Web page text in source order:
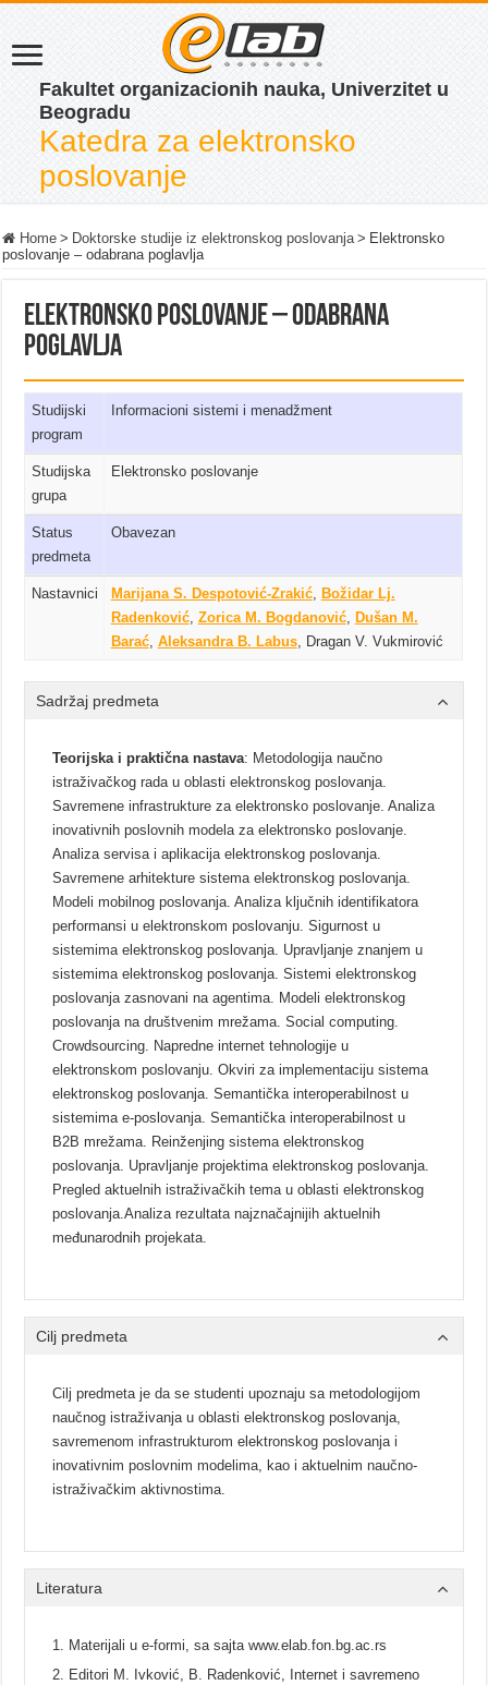
Fakultet organizacionih nauka, Univerzitet u
Beogradu
Katedra za elektronsko
poslovanje
Home > Doktorske studije iz elektronskog poslovanja > Elektronsko
poslovanje – odabrana poglavlja
Elektronsko poslovanje – odabrana
poglavlja
Studijski
program
Informacioni sistemi i menadžment
Studijska
grupa
Elektronsko poslovanje
Status
predmeta
Obavezan
Nastavnici Marijana S. Despotović-Zrakić,
Božidar Lj.
Radenković, Zorica M. Bogdanović,
Dušan M.
Barać, Aleksandra B. Labus, Dragan V. Vukmirović
Sadržaj predmeta
Teorijska i praktična nastava: Metodologija naučno
istraživačkog rada u oblasti elektronskog poslovanja.
Savremene infrastrukture za elektronsko poslovanje. Analiza
inovativnih poslovnih modela za elektronsko poslovanje.
Analiza servisa i aplikacija elektronskog poslovanja.
Savremene arhitekture sistema elektronskog poslovanja.
Modeli mobilnog poslovanja. Analiza ključnih identifikatora
performansi u elektronskom poslovanju. Sigurnost u
sistemima elektronskog poslovanja. Upravljanje znanjem u
sistemima elektronskog poslovanja. Sistemi elektronskog
poslovanja zasnovani na agentima. Modeli elektronskog
poslovanja na društvenim mrežama. Social computing.
Crowdsourcing. Napredne internet tehnologije u
elektronskom poslovanju. Okviri za implementaciju sistema
elektronskog poslovanja. Semantička interoperabilnost u
sistemima e-poslovanja. Semantička interoperabilnost u
B2B mrežama. Reinženjing sistema elektronskog
poslovanja. Upravljanje projektima elektronskog poslovanja.
Pregled aktuelnih istraživačkih tema u oblasti elektronskog
poslovanja.Analiza rezultata najznačajnijih aktuelnih
međunarodnih projekata.
Cilj predmeta
Cilj predmeta je da se studenti upoznaju sa metodologijom
naučnog istraživanja u oblasti elektronskog poslovanja,
savremenom infrastrukturom elektronskog poslovanja i
inovativnim poslovnim modelima, kao i aktuelnim naučno-
istraživačkim aktivnostima.
Literatura
Materijali u e-formi, sa sajta www.elab.fon.bg.ac.rs
Editori M. Ivković, B. Radenković, Internet i savremeno